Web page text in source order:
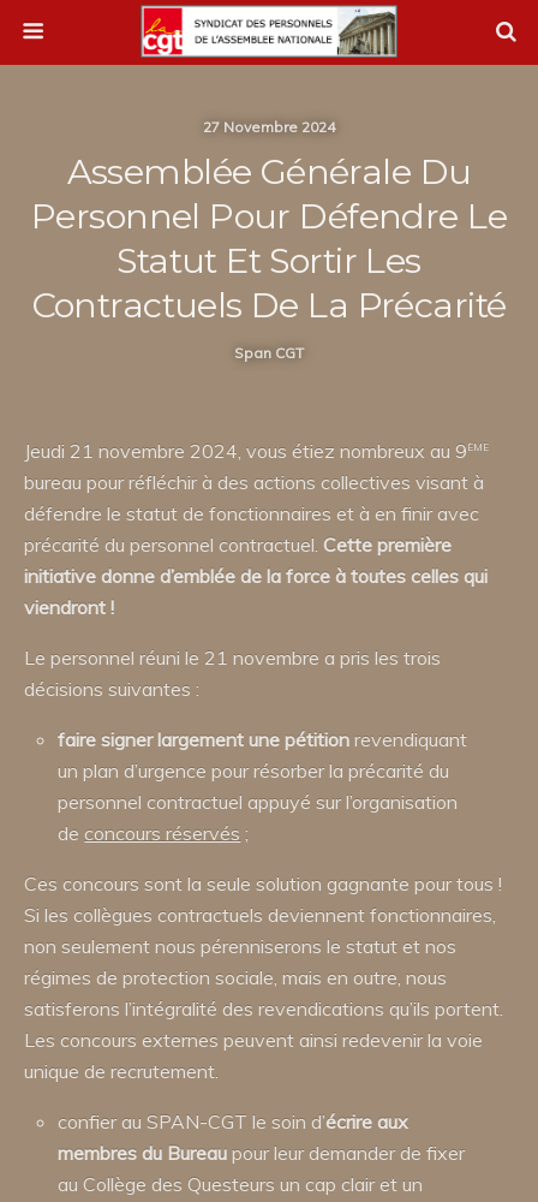
27 Novembre 2024
Assemblée Générale Du
Personnel Pour Défendre Le
Statut Et Sortir Les
Contractuels De La Précarité
Span CGT
Jeudi 21 novembre 2024, vous étiez nombreux au 9ème
bureau pour réfléchir à des actions collectives visant à
défendre le statut de fonctionnaires et à en finir avec
précarité du personnel contractuel. Cette première
initiative donne d’emblée de la force à toutes celles qui
viendront !
Le personnel réuni le 21 novembre a pris les trois
décisions suivantes :
faire signer largement une pétitionrevendiquant
un plan d’urgence pour résorber la précarité du
personnel contractuel appuyé sur l’organisation
de concours réservés ;
Ces concours sont la seule solution gagnante pour tous !
Si les collègues contractuels deviennent fonctionnaires,
non seulement nous pérenniserons le statut et nos
régimes de protection sociale, mais en outre, nous
satisferons l’intégralité des revendications qu’ils portent.
Les concours externes peuvent ainsi redevenir la voie
unique de recrutement.
confier au SPAN-CGT le soin d’écrire aux
membres du Bureaupour leur demander de fixer
au Collège des Questeurs un cap clair et un